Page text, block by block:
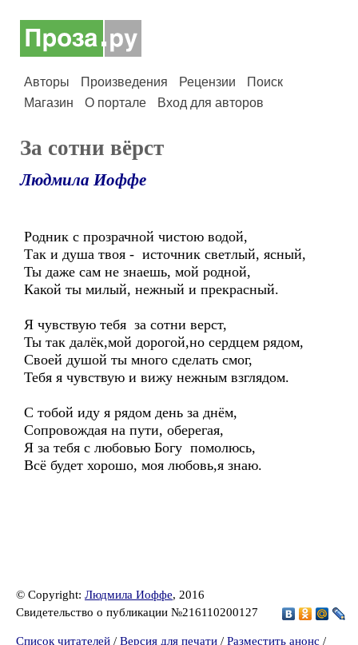
Авторы Произведения Рецензии
Поиск
Магазин
О портале Вход для авторов
За сотни вёрст
Людмила Иоффе
Родник с прозрачной чистою водой,
Так и душа твоя - источник светлый, ясный,
Ты даже сам не знаешь, мой родной,
Какой ты милый, нежный и прекрасный.
Я чувствую тебя за сотни верст,
Ты так далёк,мой дорогой,но сердцем рядом,
Своей душой ты много сделать смог,
Тебя я чувствую и вижу нежным взглядом.
С тобой иду я рядом день за днём,
Сопровождая на пути, оберегая,
Я за тебя с любовью Богу помолюсь,
Всё будет хорошо, моя любовь,я знаю.
© Copyright: Людмила Иоффе, 2016
Свидетельство о публикации №216110200127
Список читателей / Версия для печати / Разместить анонс /